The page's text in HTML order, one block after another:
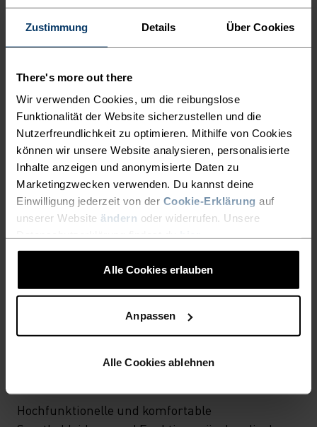
Zustimmung Details Über Cookies
There's more out there
Wir verwenden Cookies, um die reibungslose
Funktionalität der Website sicherzustellen und die
Nutzerfreundlichkeit zu optimieren. Mithilfe von Cookies
können wir unsere Website analysieren, personalisierte
Inhalte anzeigen und anonymisierte Daten zu
Marketingzwecken verwenden. Du kannst deine
Einwilligung jederzeit von der Cookie-Erklärung auf
unserer Website ändern oder widerrufen. Unsere
Alle Cookies erlauben
Anpassen
Alle Cookies ablehnen
NIEDRIG MODERAT HOCH
AKTIVITÄTSART
ALLES HOCHINTENSIVE AKTIVITÄTEN
Wandern - Training - Running
MATERIALEIGENSCHAFTEN
SYNTHETISCH
MERINO
Synthetisch - fühlt sich wie eine zweite Haut an - dehnbar,
aussergewöhnlich leicht, exzellenter
Feuchtigkeitstransport, hilft bei der
Körpertemperaturregulierung, trocknet schnelle und
hält viele Jahre.
AKTIVE TEMPERATURREGULIERUNG FÜR EIN PERFEKTES
Hochfunktionelle und komfortable